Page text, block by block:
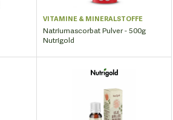
VITAMINE & MINERALSTOFFE
Natriumascorbat Pulver - 500g
Nutrigold